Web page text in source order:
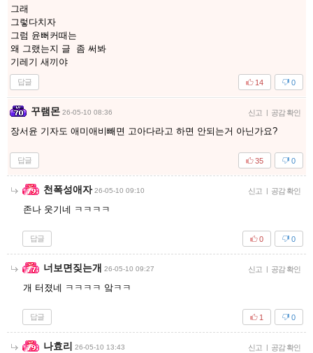
그래
그렇다치자
그럼 윤뻐커때는
왜 그랬는지 글 좀 써봐
기레기 새끼야
답글 0
14
꾸램몬 26-05-10 08:36 신고 | 공감 확인
장서윤 기자도 애미애비빼면 고아다라고 하면 안되는거 아닌가요?
답글 0
35
천폭성애자 26-05-10 09:10 신고 | 공감 확인
존나 웃기네 ㅋㅋㅋㅋ
답글 0
0
너보면짖는개 26-05-10 09:27 신고 | 공감 확인
개 터졌네 ㅋㅋㅋㅋ 앜ㅋㅋ
답글 0
1
나효리 26-05-10 13:43 신고 | 공감 확인